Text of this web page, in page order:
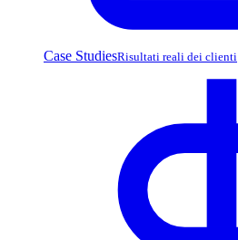
Case StudiesRisultati reali dei clienti